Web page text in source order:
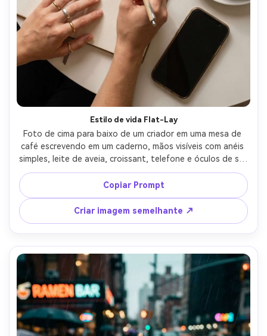
Estilo de vida Flat-Lay
Foto de cima para baixo de um criador em uma mesa de
café escrevendo em um caderno, mãos visíveis com anéis
simples, leite de aveia, croissant, telefone e óculos de sol
organizados ordenadamente, estética mínima limpa, luz
de janela suave, sombras sutis, tirado em Canon R5, lente
de 35 mm, f/4, texturas de alto detalhe (grão de papel,
espuma), classificação de cores quentes, fotografia de
estilo de vida fotorealista-AR 4:5
Copiar Prompt
Criar imagem semelhante ↗